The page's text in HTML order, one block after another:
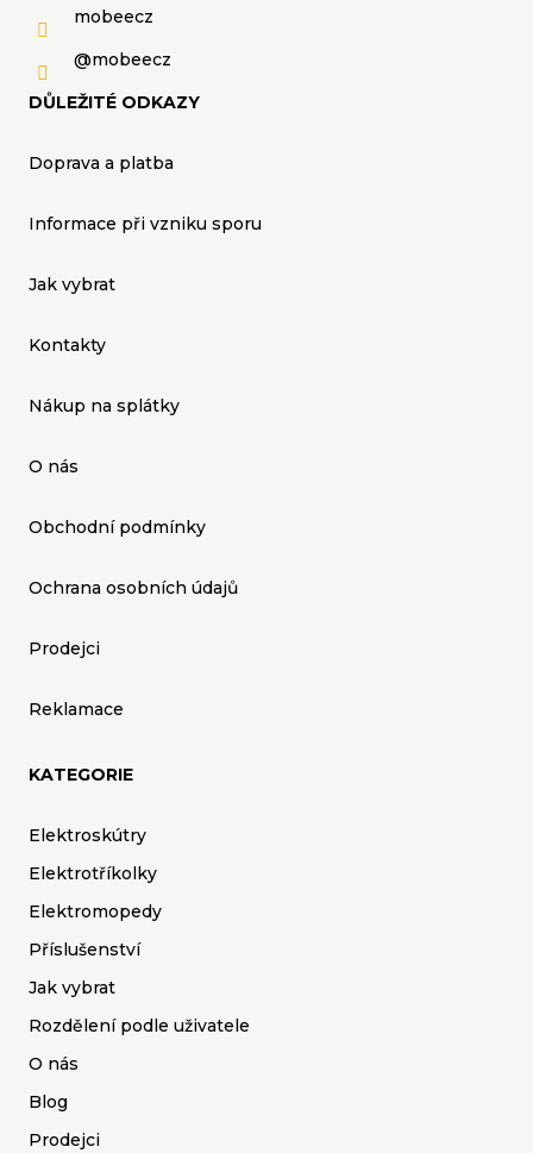
mobeecz
@mobeecz
DŮLEŽITÉ ODKAZY
Doprava a platba
Informace při vzniku sporu
Jak vybrat
Kontakty
Nákup na splátky
O nás
Obchodní podmínky
Ochrana osobních údajů
Prodejci
Reklamace
KATEGORIE
Elektroskútry
Elektrotříkolky
Elektromopedy
Příslušenství
Jak vybrat
Rozdělení podle uživatele
O nás
Blog
Prodejci